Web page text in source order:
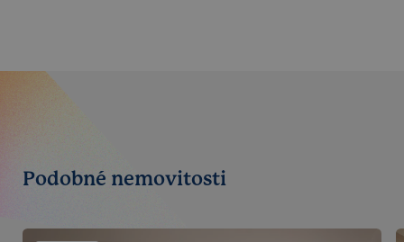
Podobné nemovitosti
stránky řádně používat. Tato kategorie je vždy